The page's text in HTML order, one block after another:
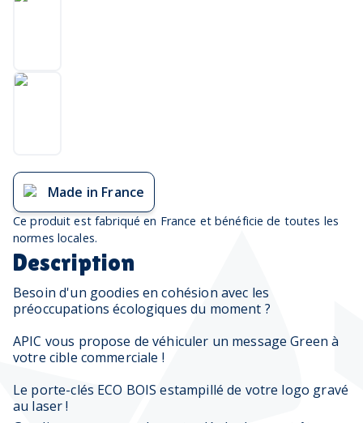
Made in France
Ce produit est fabriqué en France et bénéficie de toutes les
normes locales.
Description
Besoin d'un goodies en cohésion avec les
préoccupations écologiques du moment ?
APIC vous propose de véhiculer un message Green à
votre cible commerciale !
Le porte-clés ECO BOIS estampillé de votre logo gravé
au laser !